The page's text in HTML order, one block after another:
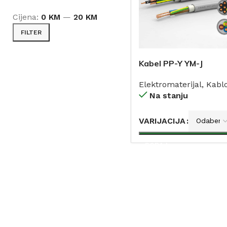
FILTER
Cijena: 0 KM — 20 KM
Kabel PP-Y YM-J
Elektromaterijal,
Na stanju
VARIJACIJA
DODAJ